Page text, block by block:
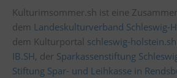
Kulturimsommer.sh ist eine
dem Landeskulturverband Schleswig-
dem Kulturportal schleswig-holstein.sh
IB.SH, der Sparkassenstiftung
Stiftung Spar- und Leihkasse in